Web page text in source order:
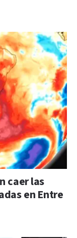
caer las
en Entre